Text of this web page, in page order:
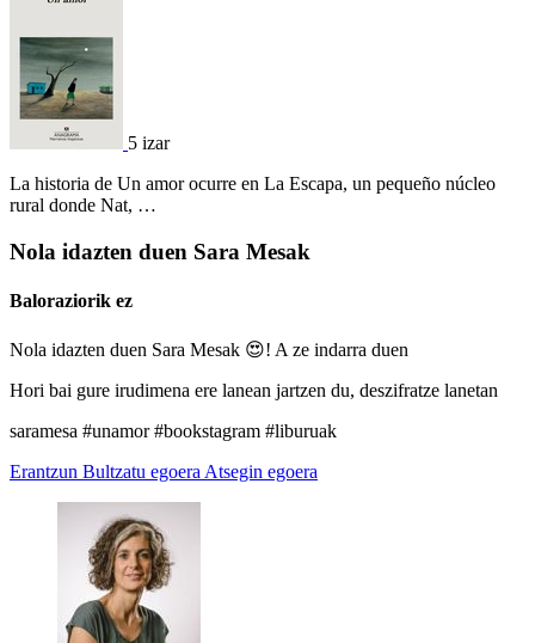
5 izar
La historia de Un amor ocurre en La Escapa, un pequeño núcleo
rural donde Nat, …
Nola idazten duen Sara Mesak
Baloraziorik ez
Nola idazten duen Sara Mesak 😍! A ze indarra duen
Hori bai gure irudimena ere lanean jartzen du, deszifratze lanetan
saramesa #unamor #bookstagram #liburuak
Erantzun Bultzatu egoera Atsegin egoera